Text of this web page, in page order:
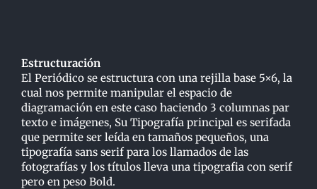
Estructuración
El Periódico se estructura con una rejilla base 5×6, la
cual nos permite manipular el espacio de
diagramación en este caso haciendo 3 columnas par
texto e imágenes, Su Tipografía principal es serifada
que permite ser leída en tamaños pequeños, una
tipografía sans serif para los llamados de las
fotografías y los títulos lleva una tipografia con serif
pero en peso Bold.